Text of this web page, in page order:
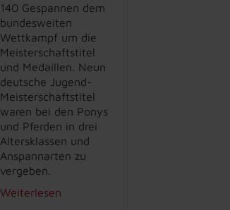
140 Gespannen dem
bundesweiten
Wettkampf um die
Meisterschaftstitel
und Medaillen. Neun
deutsche Jugend-
Meisterschaftstitel
waren bei den Ponys
und Pferden in drei
Altersklassen und
Anspannarten zu
vergeben.
Weiterlesen